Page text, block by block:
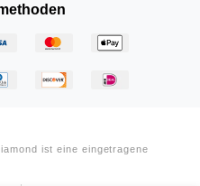
ist eine eingetragene